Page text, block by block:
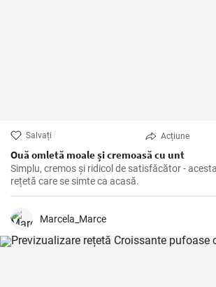
Salvați Acțiune
Ouă omletă moale și cremoasă cu unt
Simplu, cremos și ridicol de satisfăcător -
rețetă care se simte ca acasă.
Marcela_Marce